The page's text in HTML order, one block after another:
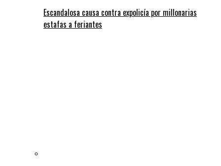
Escandalosa causa contra expolicía por millonarias
estafas a feriantes